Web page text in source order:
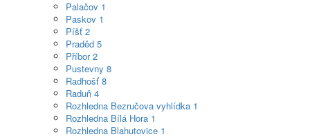
Palačov 1
Paskov 1
Píšť 2
Praděd 5
Příbor2
Pustevny 8
Radhošť 8
Raduň 4
Rozhledna Bezručova vyhlídka 1
Rozhledna Bílá Hora 1
Rozhledna Blahutovice 1